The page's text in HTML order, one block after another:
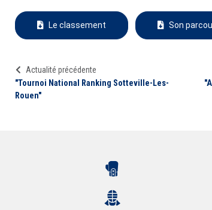
Le classement Son
Actualité précédente
"Tournoi National Ranking Sotteville-Les-
Rouen"